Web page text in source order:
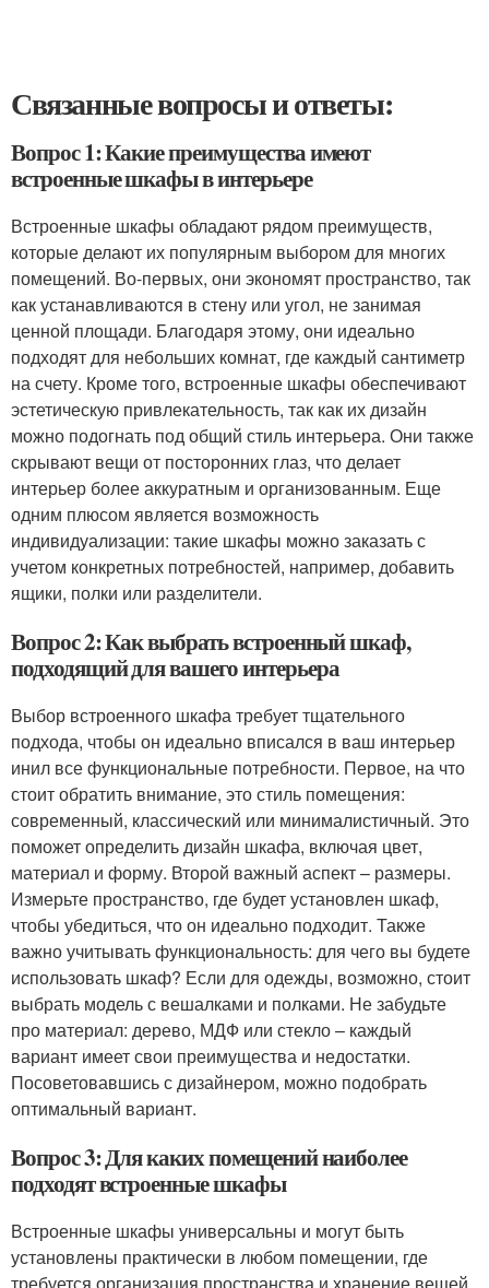
Связанные вопросы и ответы:
Вопрос 1: Какие преимущества имеют
встроенные шкафы в интерьере
Встроенные шкафы обладают рядом преимуществ,
которые делают их популярным выбором для многих
помещений. Во-первых, они экономят пространство, так
как устанавливаются в стену или угол, не занимая
ценной площади. Благодаря этому, они идеально
подходят для небольших комнат, где каждый сантиметр
на счету. Кроме того, встроенные шкафы обеспечивают
эстетическую привлекательность, так как их дизайн
можно подогнать под общий стиль интерьера. Они также
скрывают вещи от посторонних глаз, что делает
интерьер более аккуратным и организованным. Еще
одним плюсом является возможность
индивидуализации: такие шкафы можно заказать с
учетом конкретных потребностей, например, добавить
ящики, полки или разделители.
Вопрос 2: Как выбрать встроенный шкаф,
подходящий для вашего интерьера
Выбор встроенного шкафа требует тщательного
подхода, чтобы он идеально вписался в ваш интерьер
инил все функциональные потребности. Первое, на что
стоит обратить внимание, это стиль помещения:
современный, классический или минималистичный. Это
поможет определить дизайн шкафа, включая цвет,
материал и форму. Второй важный аспект – размеры.
Измерьте пространство, где будет установлен шкаф,
чтобы убедиться, что он идеально подходит. Также
важно учитывать функциональность: для чего вы будете
использовать шкаф? Если для одежды, возможно, стоит
выбрать модель с вешалками и полками. Не забудьте
про материал: дерево, МДФ или стекло – каждый
вариант имеет свои преимущества и недостатки.
Посоветовавшись с дизайнером, можно подобрать
оптимальный вариант.
Вопрос 3: Для каких помещений наиболее
подходят встроенные шкафы
Встроенные шкафы универсальны и могут быть
установлены практически в любом помещении, где